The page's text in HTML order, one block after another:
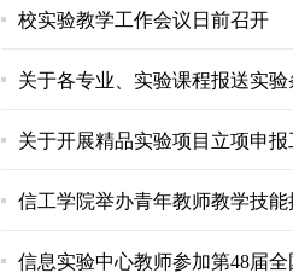
校实验教学工作会议日前召开
关于各专业、实验课程报送实
关于开展精品实验项目立项申报
信工学院举办青年教师教学技
信息实验中心教师参加第48届